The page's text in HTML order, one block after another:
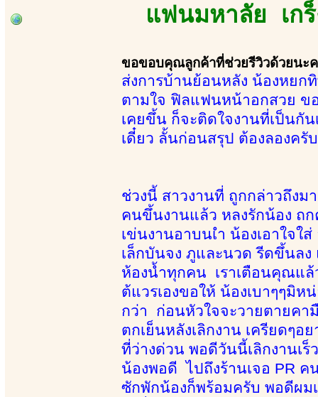
แฟนมหาลัย เ
ขอขอบคุณลูกค้าที่ช่วยรีวิวด้วยนะ
ส่งการบ้านย้อนหลัง น้องหยก
ตามใจ ฟิลแฟนหน้าอกสวย ขอ
เคยขึ้น ก็จะติดใจงานที่เป็นกั
เดี๋ยว ลั้นก่อนสรุป ต้องลองครั
ช่วงนี้ สาวงานที่ ถูกกล่าวถึงม
คนขึ้นงานแล้ว หลงรักน้อง ถก
เข่นงานอาบนเำ น้องเอาใจ
เล็กบันจง ภูและนวด รีดขึ้นล
ห้องน้ำทุกคน เราเตือนคุณแ
ต้แวรเองขอให้ น้องเบาๆๆมิ
กว่า ก่อนหัวใจจะวายตายคา
ตกเย็นหลังเลิกงาน เครียดๆ
ที่ว่างด่วน พอดีวันนี้เลิกงานเ
น้องพอดี ไปถึงร้านเจอ PR
ซักพักน้องก็พร้อมครับ พอดีผม